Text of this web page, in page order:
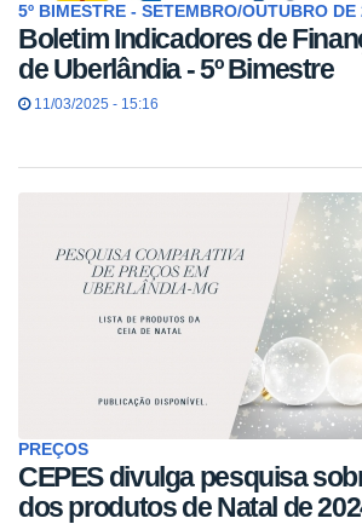
5º BIMESTRE - SETEMBRO/OUTUBRO DE
Boletim Indicadores de
de Uberlândia - 5º Bimestre
11/03/2025 - 15:16
PREÇOS
CEPES divulga pesquisa
dos produtos de Natal de